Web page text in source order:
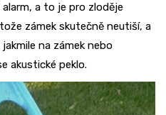
a to je pro zloděje
zámek skutečně neutiší, a
na zámek nebo
akustické peklo.